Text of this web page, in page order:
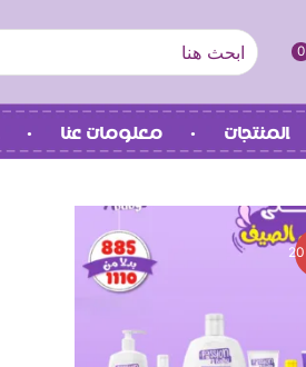
0
المنتجات معلومات عنا